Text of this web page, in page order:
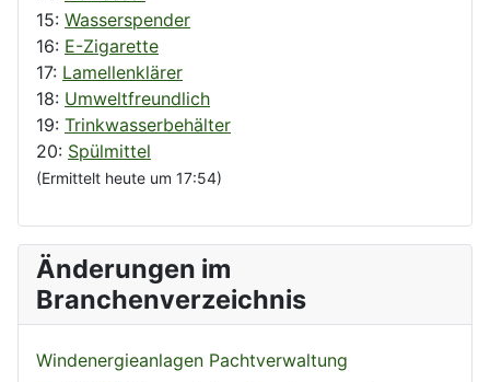
15: Wasserspender
16: E-Zigarette
17: Lamellenklärer
18: Umweltfreundlich
19: Trinkwasserbehälter
20: Spülmittel
(Ermittelt heute um 17:54)
Änderungen im
Branchenverzeichnis
Windenergieanlagen Pachtverwaltung